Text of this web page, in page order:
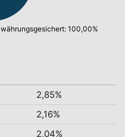
währungsgesichert: 100,00%
2,85%
2,16%
2,04%